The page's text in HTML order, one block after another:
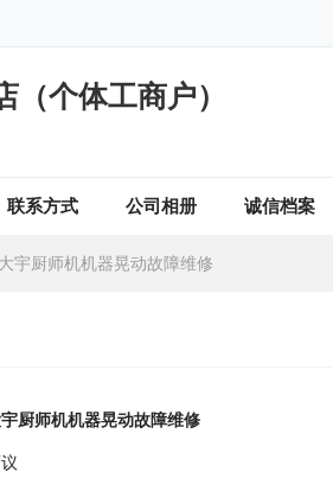
个体工商户）
联系方式 公司相册 诚信档案
大宇厨师机机器晃动故障维修
厨师机机器晃动故障维修